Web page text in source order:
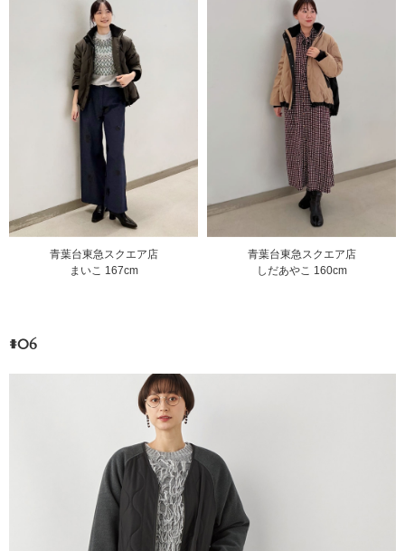
青葉台東急スクエア店
まいこ 167cm
青葉台東急スクエア店
しだあやこ 160cm
#06